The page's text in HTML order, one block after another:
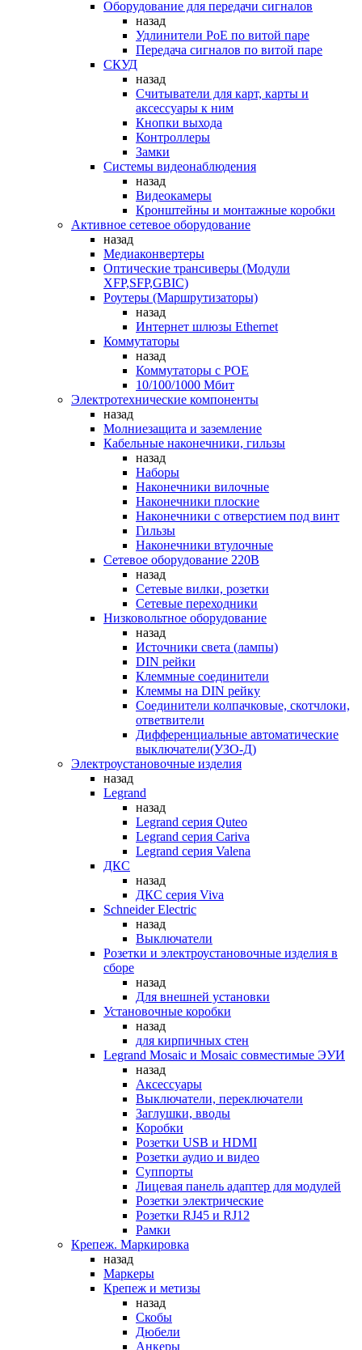
Оборудование для передачи сигналов
назад
Удлинители PoE по витой паре
Передача сигналов по витой паре
СКУД
назад
Считыватели для карт, карты и
аксессуары к ним
Кнопки выхода
Контроллеры
Замки
Системы видеонаблюдения
назад
Видеокамеры
Кронштейны и монтажные коробки
Активное сетевое оборудование
назад
Медиаконвертеры
Оптические трансиверы (Модули
XFP,SFP,GBIC)
Роутеры (Маршрутизаторы)
назад
Интернет шлюзы Ethernet
Коммутаторы
назад
Коммутаторы c POE
10/100/1000 Мбит
Электротехнические компоненты
назад
Молниезащита и заземление
Кабельные наконечники, гильзы
назад
Наборы
Наконечники вилочные
Наконечники плоские
Наконечники с отверстием под винт
Гильзы
Наконечники втулочные
Сетевое оборудование 220В
назад
Сетевые вилки, розетки
Сетевые переходники
Низковольтное оборудование
назад
Источники света (лампы)
DIN рейки
Клеммные соединители
Клеммы на DIN рейку
Соединители колпачковые, скотчлоки,
ответвители
Дифференциальные автоматические
выключатели(УЗО-Д)
Электроустановочные изделия
назад
Legrand
назад
Legrand серия Quteo
Legrand серия Cariva
Legrand серия Valena
ДКС
назад
ДКС серия Viva
Schneider Electric
назад
Выключатели
Розетки и электроустановочные изделия в
сборе
назад
Для внешней установки
Установочные коробки
назад
для кирпичных стен
Legrand Mosaic и Mosaic совместимые ЭУИ
назад
Аксессуары
Выключатели, переключатели
Заглушки, вводы
Коробки
Розетки USB и HDMI
Розетки аудио и видео
Суппорты
Лицевая панель адаптер для модулей
Розетки электрические
Розетки RJ45 и RJ12
Рамки
Крепеж. Маркировка
назад
Маркеры
Крепеж и метизы
назад
Скобы
Дюбели
Анкеры